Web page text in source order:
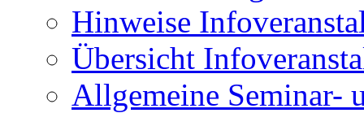
Hinweise
Übersicht
Allgemeine Seminar-